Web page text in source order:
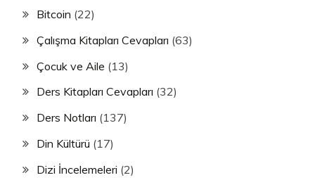
Bitcoin (22)
Çalışma Kitapları Cevapları (63)
Çocuk ve Aile (13)
Ders Kitapları Cevapları (32)
Ders Notları (137)
Din Kültürü (17)
Dizi İncelemeleri (2)